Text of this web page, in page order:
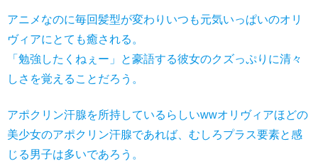
アニメなのに毎回髪型が変わりいつも元気いっぱいのオリ
ヴィアにとても癒される。
「勉強したくねぇー」と豪語する彼女のクズっぷりに清々
しさを覚えることだろう。
アポクリン汗腺を所持しているらしいwwオリヴィアほどの
美少女のアポクリン汗腺であれば、むしろプラス要素と感
じる男子は多いであろう。